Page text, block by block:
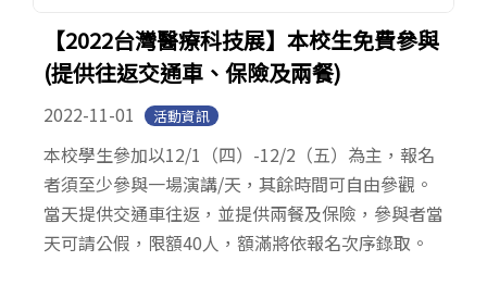
【2022台灣醫療科技展】本校生免費參與
(提供往返交通車、保險及兩餐)
2022-11-01 活動資訊
本校學生參加以12/1（四）-12/2（五）為主，報名
者須至少參與一場演講/天，其餘時間可自由參觀。
當天提供交通車往返，並提供兩餐及保險，參與者當
天可請公假，限額40人，額滿將依報名次序錄取。